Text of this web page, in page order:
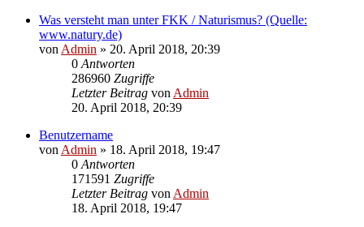
Was versteht man unter FKK / Naturismus? (Quelle:
www.natury.de)
von Admin » 20. April 2018, 20:39
0 Antworten
286960 Zugriffe
Letzter Beitrag von Admin
20. April 2018, 20:39
Benutzername
von Admin » 18. April 2018, 19:47
0 Antworten
171591 Zugriffe
Letzter Beitrag von Admin
18. April 2018, 19:47